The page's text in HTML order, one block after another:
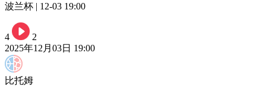
波兰杯 | 12-03 19:00
4
2
2025年12月03日 19:00
比托姆